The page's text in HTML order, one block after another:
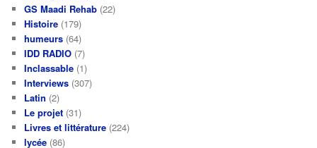
GS Maadi Rehab (22)
Histoire (179)
humeurs (64)
IDD RADIO (7)
Inclassable (1)
Interviews (307)
Latin (2)
Le projet (31)
Livres et littérature (224)
lycée (86)